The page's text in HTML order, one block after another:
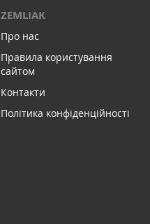
ZEMLIAK
Про нас
Правила користування
сайтом
Контакти
Політика конфіденційності